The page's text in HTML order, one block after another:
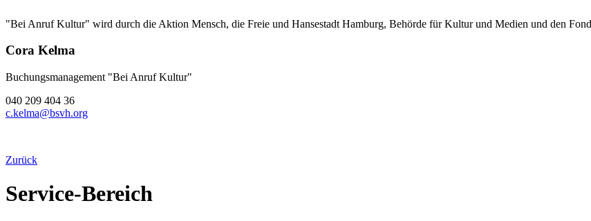
"Bei Anruf Kultur" wird durch die Aktion Mensch, die Freie und Hansestadt Hamburg, Behörde für Kultur und Medien und den
Cora Kelma
Buchungsmanagement "Bei Anruf Kultur"
040 209 404 36
c.kelma@bsvh.org
Zurück
Service-Bereich